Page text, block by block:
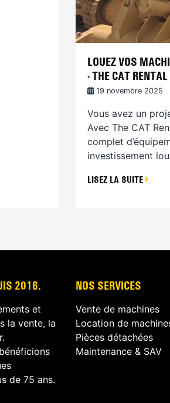
LOUEZ VOS
- THE CAT
19 novembre 2025
Vous avez un
Avec The CAT
complet
investissement
LISEZ LA SUITE
2016.
et
la vente, la
de 75 ans.
NOS SERVICES
Vente de machines
Location de
Pièces détachées
Maintenance & SAV